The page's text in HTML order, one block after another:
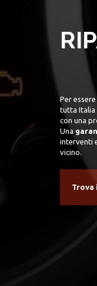
Per
tutta Italia
con una
Una
interventi
vicino.
Trova